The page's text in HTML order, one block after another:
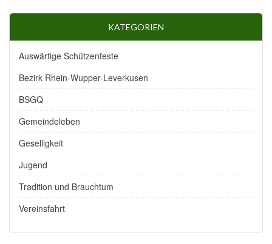
KATEGORIEN
Auswärtige Schützenfeste
Bezirk Rhein-Wupper-Leverkusen
BSGQ
Gemeindeleben
Geselligkeit
Jugend
Tradition und Brauchtum
Vereinsfahrt